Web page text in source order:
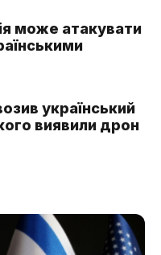
може атакувати
український
виявили дрон